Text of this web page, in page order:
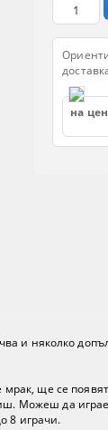
на
и няколко
ще се
Можеш да
8 играчи.